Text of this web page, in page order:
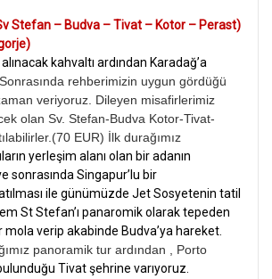
Stefan – Budva – Tivat – Kotor – Perast)
kahvaltı ardından Karadağ’a
.Sonrasında rehberimizin uygun gördüğü
veriyoruz. Dileyen misafirlerimiz
olan Sv. Stefan-Budva Kotor-Tivat-
EUR) İlk durağımız
yerleşim alanı olan bir adanın
sonrasında Singapur’lu bir
ile günümüzde Jet Sosyetenin tatil
St Stefan’ı panaromik olarak tepeden
verip akabinde Budva’ya hareket.
panoramik tur ardından , Porto
Tivat şehrine varıyoruz.